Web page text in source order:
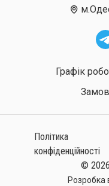
Графік
Політика
конфіденційності
© 2026
Розробка